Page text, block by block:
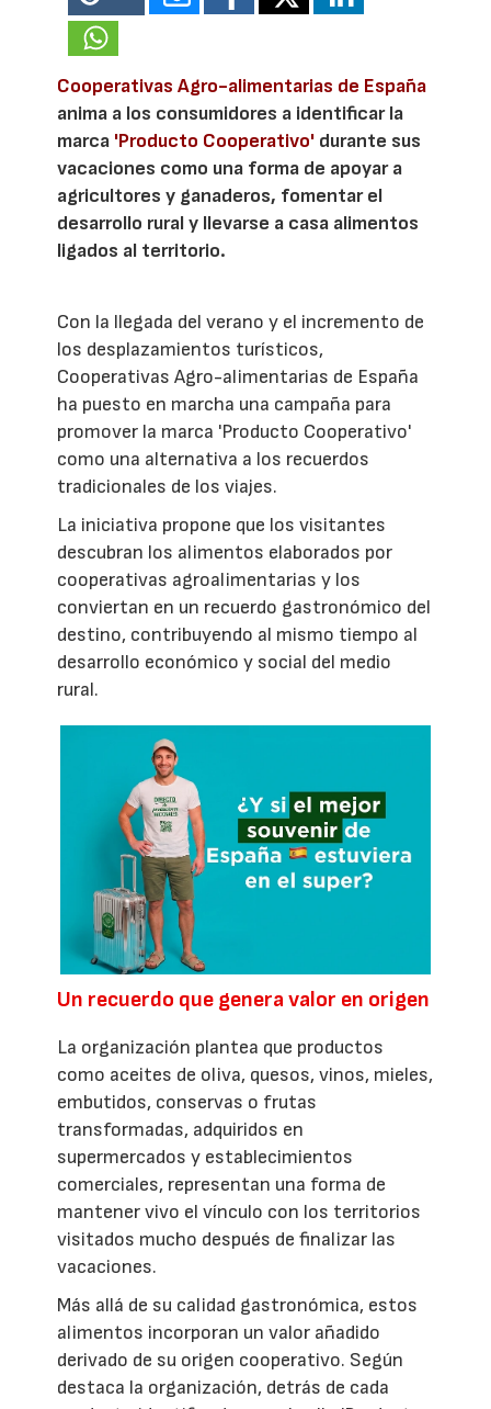
Cooperativas Agro-alimentarias de España
anima a los consumidores a identificar la
marca 'Producto Cooperativo' durante sus
vacaciones como una forma de apoyar a
agricultores y ganaderos, fomentar el
desarrollo rural y llevarse a casa alimentos
ligados al territorio.
Con la llegada del verano y el incremento de
los desplazamientos turísticos,
Cooperativas Agro-alimentarias de España
ha puesto en marcha una campaña para
promover la marca 'Producto Cooperativo'
como una alternativa a los recuerdos
tradicionales de los viajes.
La iniciativa propone que los visitantes
descubran los alimentos elaborados por
cooperativas agroalimentarias y los
conviertan en un recuerdo gastronómico del
destino, contribuyendo al mismo tiempo al
desarrollo económico y social del medio
rural.
Un recuerdo que genera valor en origen
La organización plantea que productos
como aceites de oliva, quesos, vinos, mieles,
embutidos, conservas o frutas
transformadas, adquiridos en
supermercados y establecimientos
comerciales, representan una forma de
mantener vivo el vínculo con los territorios
visitados mucho después de finalizar las
vacaciones.
Más allá de su calidad gastronómica, estos
alimentos incorporan un valor añadido
derivado de su origen cooperativo. Según
destaca la organización, detrás de cada